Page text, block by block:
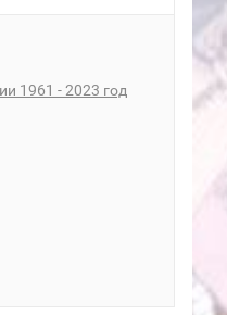
1961 - 2023 год